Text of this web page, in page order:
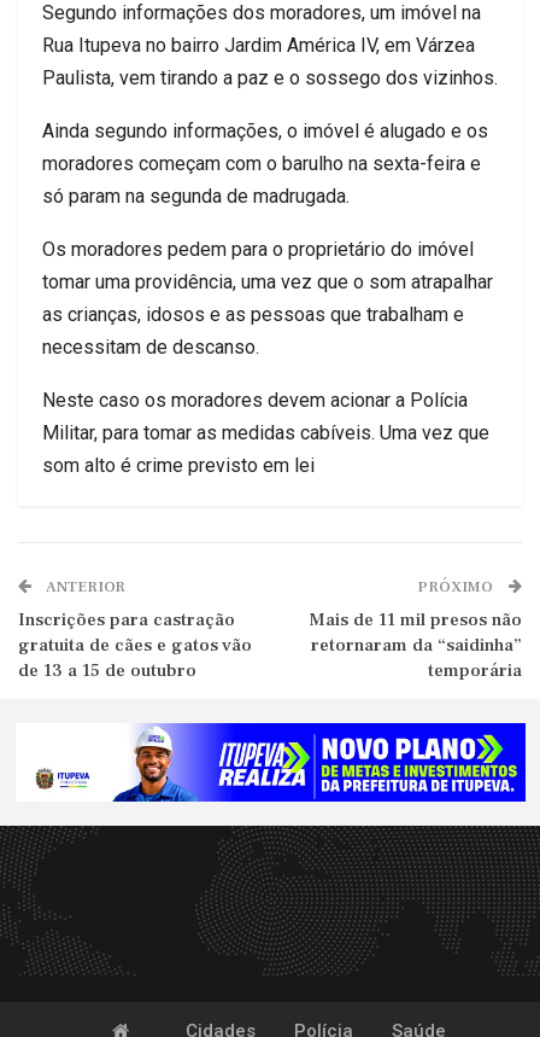
Segundo informações dos moradores, um imóvel na
Rua Itupeva no bairro Jardim América IV, em Várzea
Paulista, vem tirando a paz e o sossego dos vizinhos.
Ainda segundo informações, o imóvel é alugado e os
moradores começam com o barulho na sexta-feira e
só param na segunda de madrugada.
Os moradores pedem para o proprietário do imóvel
tomar uma providência, uma vez que o som atrapalhar
as crianças, idosos e as pessoas que trabalham e
necessitam de descanso.
Neste caso os moradores devem acionar a Polícia
Militar, para tomar as medidas cabíveis. Uma vez que
som alto é crime previsto em lei
ANTERIOR
Inscrições para castração
gratuita de cães e gatos vão
de 13 a 15 de outubro
PRÓXIMO
Mais de 11 mil presos não
retornaram da “saidinha”
temporária
Cidades Polícia Saúde